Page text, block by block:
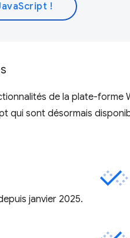
!
de la plate-
qui sont désormais
janvier 2025.